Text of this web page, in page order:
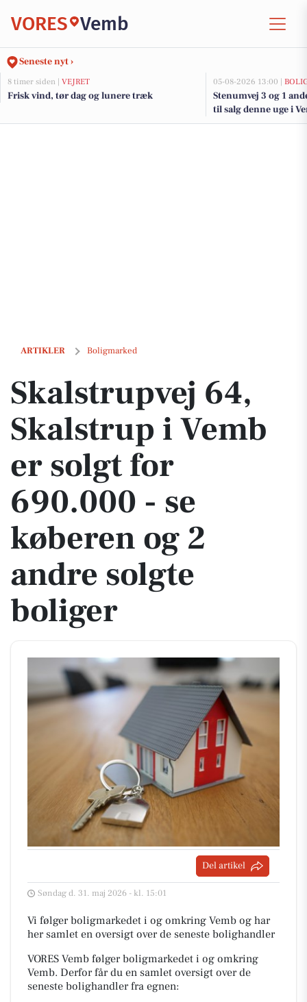
VORES Vemb
Seneste nyt ›
8 timer siden | VEJRET
Frisk vind, tør dag og lunere træk
05-08-2026 13:00 |
Stenumvej 3 og 1
til salg denne uge i
ARTIKLER Boligmarked
Skalstrupvej 64, Skalstrup i Vemb er solgt for 690.000 - se køberen
Skalstrupvej 64,
Skalstrup i Vemb
er solgt for
690.000 - se
køberen og 2
andre solgte
boliger
Del artikel
Søndag d. 31. maj 2026 - kl. 15:01
Vi følger boligmarkedet i og omkring Vemb og har
her samlet en oversigt over de seneste bolighandler
VORES Vemb følger boligmarkedet i og omkring
Vemb. Derfor får du en samlet oversigt over de
seneste bolighandler fra egnen: